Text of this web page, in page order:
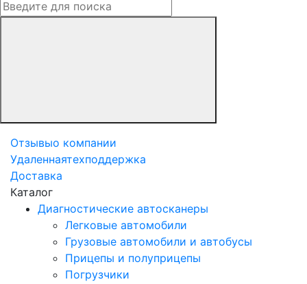
Отзывыо компании
Удаленнаятехподдержка
Доставка
Каталог
Диагностические автосканеры
Легковые автомобили
Грузовые автомобили и автобусы
Прицепы и полуприцепы
Погрузчики